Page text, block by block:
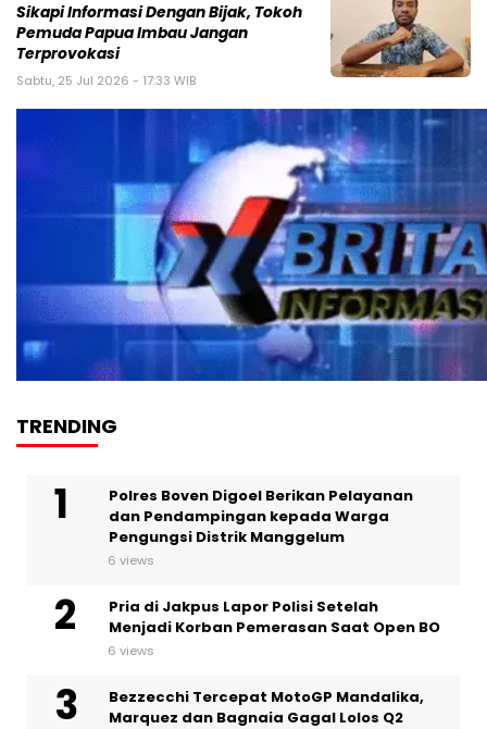
Sikapi Informasi Dengan Bijak, Tokoh
Pemuda Papua Imbau Jangan
Terprovokasi
Sabtu, 25 Jul 2026 - 17:33 WIB
TRENDING
Polres Boven Digoel Berikan Pelayanan
dan Pendampingan kepada Warga
Pengungsi Distrik Manggelum
6 views
Pria di Jakpus Lapor Polisi Setelah
Menjadi Korban Pemerasan Saat Open BO
6 views
Bezzecchi Tercepat MotoGP Mandalika,
Marquez dan Bagnaia Gagal Lolos Q2